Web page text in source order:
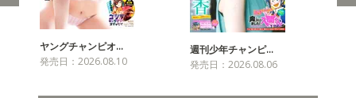
ヤングチャンピオ…
発売日：2026.08.10
週刊少年チャンピ…
発売日：2026.08.06